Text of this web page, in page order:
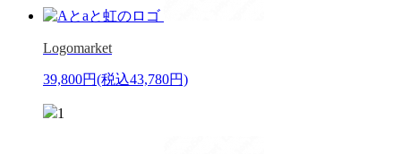
Logomarket
39,800円(税込43,780円)
1